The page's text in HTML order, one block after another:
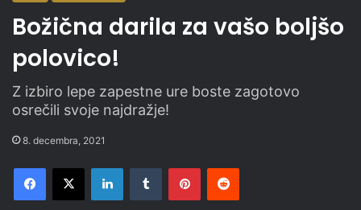
Božična darila za vašo boljšo
polovico!
Z izbiro lepe zapestne ure boste zagotovo
osrečili svoje najdražje!
8. decembra, 2021
Facebook
X LinkedInTumblr PinterestReddit